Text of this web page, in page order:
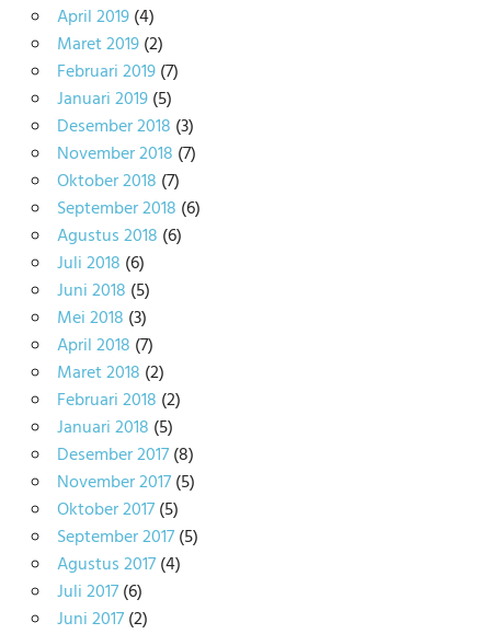
April 2019(4)
Maret 2019(2)
Februari 2019(7)
Januari 2019(5)
Desember 2018 (3)
November 2018 (7)
Oktober 2018 (7)
September 2018 (6)
Agustus 2018 (6)
Juli 2018 (6)
Juni 2018 (5)
Mei 2018 (3)
April 2018 (7)
Maret 2018 (2)
Februari 2018 (2)
Januari 2018 (5)
Desember 2017(8)
November 2017(5)
Oktober 2017(5)
September 2017(5)
Agustus 2017(4)
Juli 2017(6)
Juni 2017(2)